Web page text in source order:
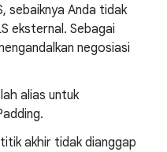
sebaiknya Anda tidak
eksternal. Sebagai
negosiasi
alias untuk
akhir tidak dianggap